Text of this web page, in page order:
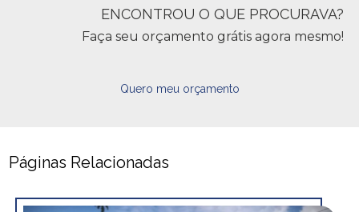
ENCONTROU O QUE PROCURAVA?
Faça seu orçamento grátis agora mesmo!
Quero meu orçamento
Páginas Relacionadas